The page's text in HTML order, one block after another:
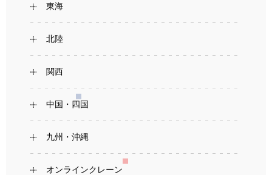
東海
北陸
関西
中国・四国
九州・沖縄
オンラインクレーン